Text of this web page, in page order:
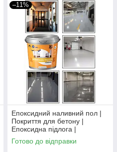
–11%
Епоксидний наливний пол |
Покриття для бетону |
Епоксидна підлога |
Епоксидний пол | Наливна
підлога епоксидна |
Готово до відправки